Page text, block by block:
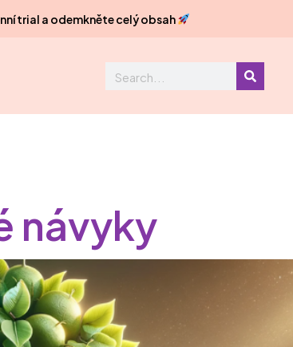
trial a odemkněte celý obsah
návyky